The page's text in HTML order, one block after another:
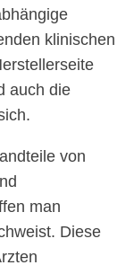
klinischen
auch die
von
man
Diese